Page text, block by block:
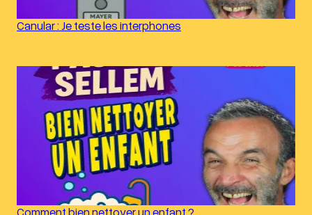
Canular : Je teste les interphones
Comment bien nettoyer un enfant ?